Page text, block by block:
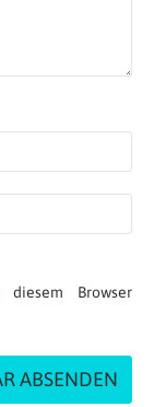
Browser